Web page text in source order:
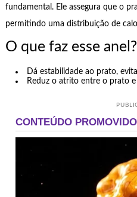
fundamental. Ele assegura que o
permitindo uma distribuição de
O que faz esse anel?
Dá estabilidade ao prato,
Reduz o atrito entre o prato